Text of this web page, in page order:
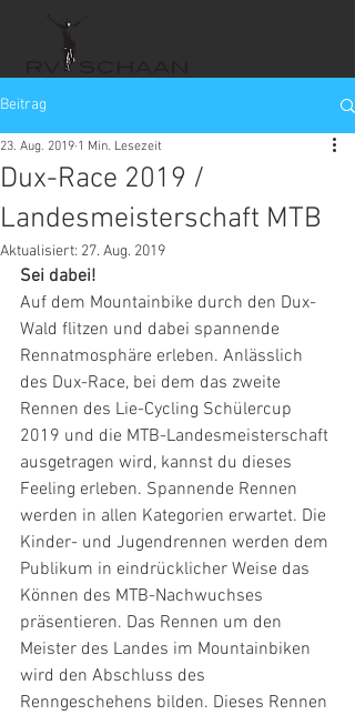
Beitrag
Dux-Race 2019 /
Landesmeisterschaft MTB
23. Aug. 2019 1 Min. Lesezeit
Aktualisiert: 27. Aug. 2019
Sei dabei!
Auf dem Mountainbike durch den Dux-
Wald flitzen und dabei spannende
Rennatmosphäre erleben. Anlässlich
des Dux-Race, bei dem das zweite
Rennen des Lie-Cycling Schülercup
2019 und die MTB-Landesmeisterschaft
ausgetragen wird, kannst du dieses
Feeling erleben. Spannende Rennen
werden in allen Kategorien erwartet. Die
Kinder- und Jugendrennen werden dem
Publikum in eindrücklicher Weise das
Können des MTB-Nachwuchses
präsentieren. Das Rennen um den
Meister des Landes im Mountainbiken
wird den Abschluss des
Renngeschehens bilden. Dieses Rennen